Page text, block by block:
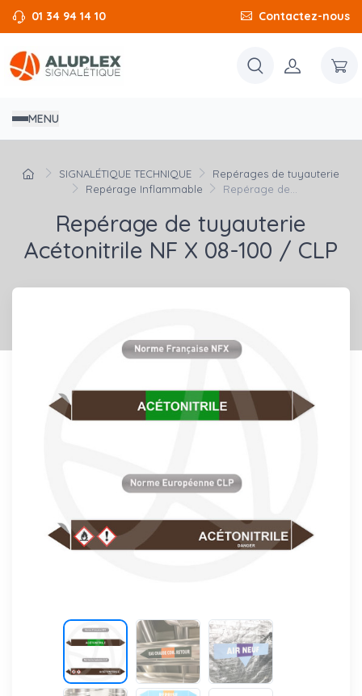
01 34 94 14 10 Contactez-nous
MENU
SIGNALÉTIQUE TECHNIQUE
Repérages de tuyauterie
Repérage Inflammable
Repérage de...
Repérage de tuyauterie
Acétonitrile NF X 08-100 / CLP